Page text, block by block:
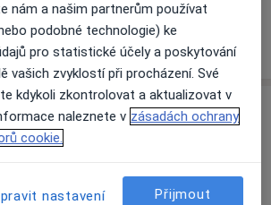
svých službách.
771 11
nám a našim partnerům používat
podobné technologie) ke
pro statistické účely a poskytování
vašich zvyklostí při procházení. Své
kdykoli zkontrolovat a aktualizovat v
naleznete v zásadách ochrany
cookie.
nastavení Přijmout